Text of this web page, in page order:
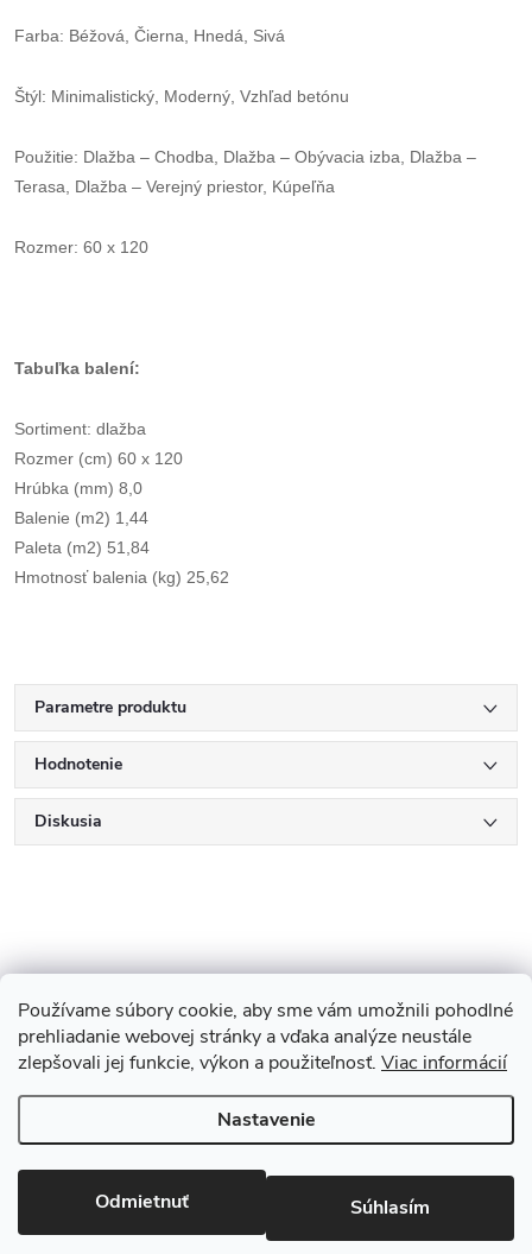
Používame súbory cookie, aby sme vám umožnili pohodlné
prehliadanie webovej stránky a vďaka analýze neustále
zlepšovali jej funkcie, výkon a použiteľnosť. Viac informácií
Nastavenie
Odmietnuť Súhlasím
Farba: Béžová, Čierna, Hnedá, Sivá
Štýl: Minimalistický, Moderný, Vzhľad betónu
Použitie: Dlažba – Chodba, Dlažba – Obývacia izba, Dlažba –
Terasa, Dlažba – Verejný priestor, Kúpeľňa
Rozmer: 60 x 120
Tabuľka balení:
Sortiment: dlažba
Rozmer (cm) 60 x 120
Hrúbka (mm) 8,0
Balenie (m2) 1,44
Paleta (m2) 51,84
Hmotnosť balenia (kg) 25,62
Parametre produktu
Hodnotenie
Diskusia
Z
á
p
Showroom Turbínova 11 Rekonštrukcie
Stavby
3D Vizualizácia zdarma
O nás Obhliadka zdarma
Copyright 2026Baueria. Všetky práva vyhradené.Upraviť nastavenie
cookies